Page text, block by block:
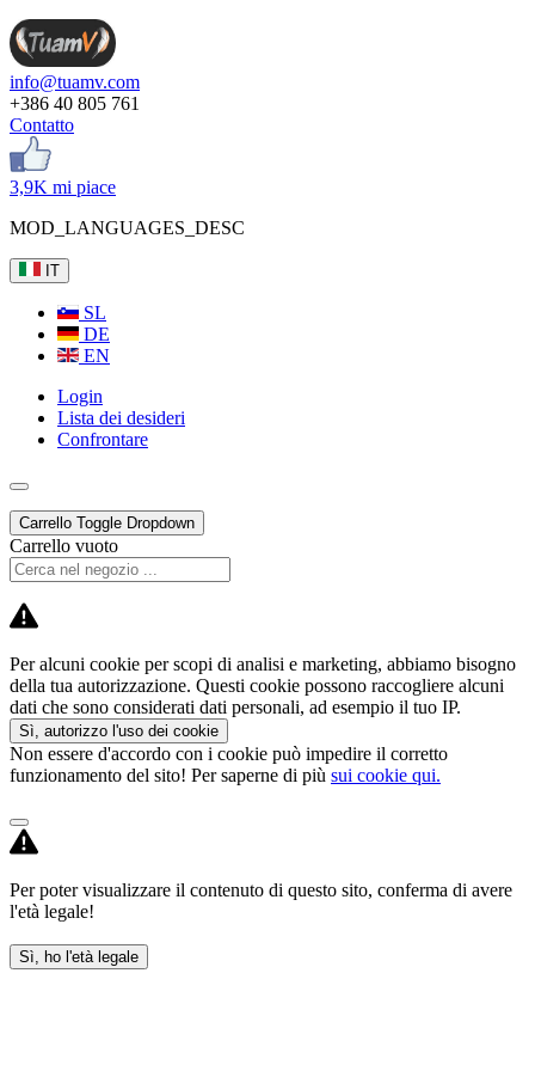
info@tuamv.com
+386 40 805 761
Contatto
3,9K mi piace
MOD_LANGUAGES_DESC
IT
SL
DE
EN
Login
Lista dei desideri
Confrontare
Carrello Toggle Dropdown
Carrello vuoto
Per alcuni cookie per scopi di analisi e marketing, abbiamo bisogno
della tua autorizzazione. Questi cookie possono raccogliere alcuni
dati che sono considerati dati personali, ad esempio il tuo IP.
Sì, autorizzo l'uso dei cookie
Non essere d'accordo con i cookie può impedire il corretto
funzionamento del sito! Per saperne di più sui cookie qui.
Per poter visualizzare il contenuto di questo sito, conferma di avere
l'età legale!
Sì, ho l'età legale